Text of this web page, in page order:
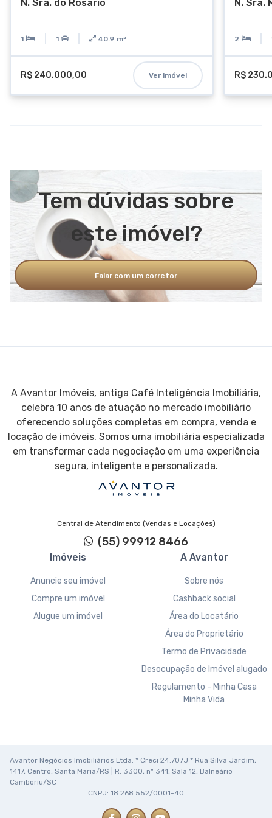
N. Sra. do Rosário
1 1 40.9 m²
R$ 240.000,00 Ver imóvel
N. Sra.
2
R$
Tem dúvidas sobre
este imóvel?
Falar com um corretor
A Avantor Imóveis, antiga Café Inteligência Imobiliária,
celebra 10 anos de atuação no mercado imobiliário
oferecendo soluções completas em compra, venda e
locação de imóveis. Somos uma imobiliária especializada
em transformar cada negociação em uma experiência
segura, inteligente e personalizada.
Central de Atendimento (Vendas e Locações)
(55) 99912 8466
Imóveis
Anuncie seu imóvel
Compre um imóvel
Alugue um imóvel
A Avantor
Sobre nós
Cashback social
Área do Locatário
Área do Proprietário
Termo de Privacidade
Desocupação de Imóvel alugado
Regulamento - Minha Casa
Minha Vida
Avantor Negócios Imobiliários Ltda. * Creci 24.707J * Rua Silva Jardim,
1417, Centro, Santa Maria/RS | R. 3300, nº 341, Sala 12, Balneário
Camboriú/SC
CNPJ: 18.268.552/0001-40